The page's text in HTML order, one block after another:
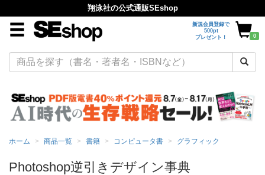
翔泳社の公式通販SEshop
新規会員登録で
500pt
プレゼント！
0
ホーム 商品一覧 書籍 コンピュータ書 グラフィック
Photoshop逆引きデザイン事典